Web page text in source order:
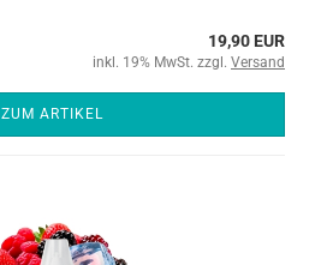
19,90 EUR
inkl. 19% MwSt. zzgl. Versand
ZUM ARTIKEL